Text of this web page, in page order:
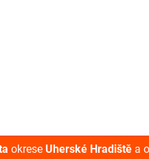
okrese Uherské Hradiště a